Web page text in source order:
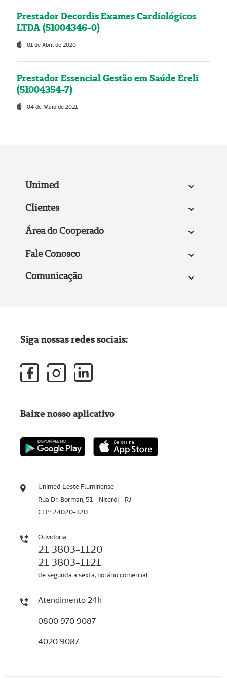
Prestador Decordis Exames Cardiológicos
LTDA (51004346-0)
01 de Abril de 2020
Prestador Essencial Gestão em Saúde Ereli
(51004354-7)
04 de Maio de 2021
Unimed
Clientes
Área do Cooperado
Fale Conosco
Comunicação
Unimed Leste Fluminense
Rua Dr. Borman, 51 - Niterói - RJ
CEP: 24020-320
Ouvidoria
21 3803-1120
21 3803-1121
de segunda a sexta, horário comercial
Atendimento 24h
0800 970 9087
4020 9087
Siga nossas redes sociais:
Baixe nosso aplicativo